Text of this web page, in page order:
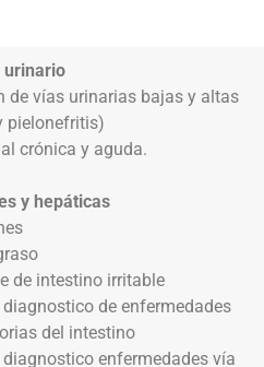
urinario
de vías urinarias bajas y altas
pielonefritis)
crónica y aguda.
y hepáticas
de intestino irritable
diagnostico de enfermedades
del intestino
diagnostico enfermedades vía